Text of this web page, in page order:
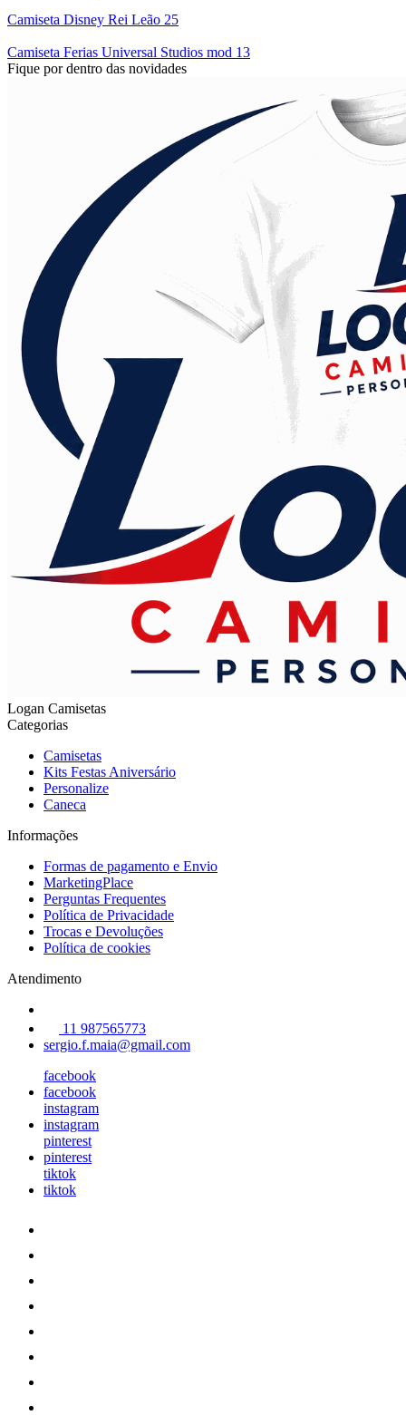
Camiseta Disney Rei Leão 25
Camiseta Ferias Universal Studios mod 13
Fique por dentro das novidades
Logan Camisetas
Categorias
Camisetas
Kits Festas Aniversário
Personalize
Caneca
Informações
Formas de pagamento e Envio
MarketingPlace
Perguntas Frequentes
Política de Privacidade
Trocas e Devoluções
Política de cookies
Atendimento
11 987565773
sergio.f.maia@gmail.com
facebook
facebook
instagram
instagram
pinterest
pinterest
tiktok
tiktok